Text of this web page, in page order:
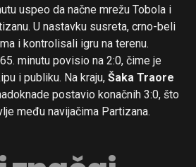
uspeo da načne mrežu Tobola i
U nastavku susreta, crno-beli
i kontrolisali igru na terenu.
minutu povisio na 2:0, čime je
i publiku. Na kraju, Šaka Traore
postavio konačnih 3:0, što
među navijačima Partizana.